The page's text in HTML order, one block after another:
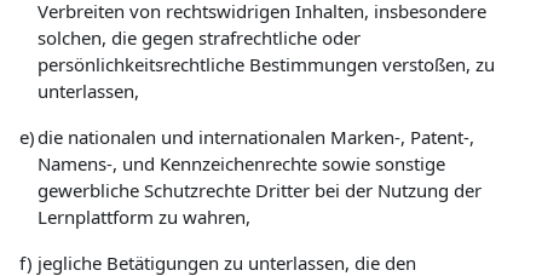
Verbreiten von rechtswidrigen Inhalten, insbesondere
solchen, die gegen strafrechtliche oder
persönlichkeitsrechtliche Bestimmungen verstoßen, zu
unterlassen,
e)die nationalen und internationalen Marken-, Patent-,
Namens-, und Kennzeichenrechte sowie sonstige
gewerbliche Schutzrechte Dritter bei der Nutzung der
Lernplattform zu wahren,
f) jegliche Betätigungen zu unterlassen, die den